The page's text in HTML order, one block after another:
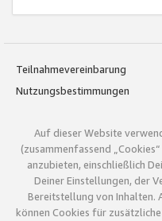
Teilnahmevereinbarung
Nutzungsbestimmungen
Auf dieser Website
(zusammenfassend
anzubieten, einschließlich
Deiner Einstellungen, der
Bereitstellung von Inhalten.
können Cookies für